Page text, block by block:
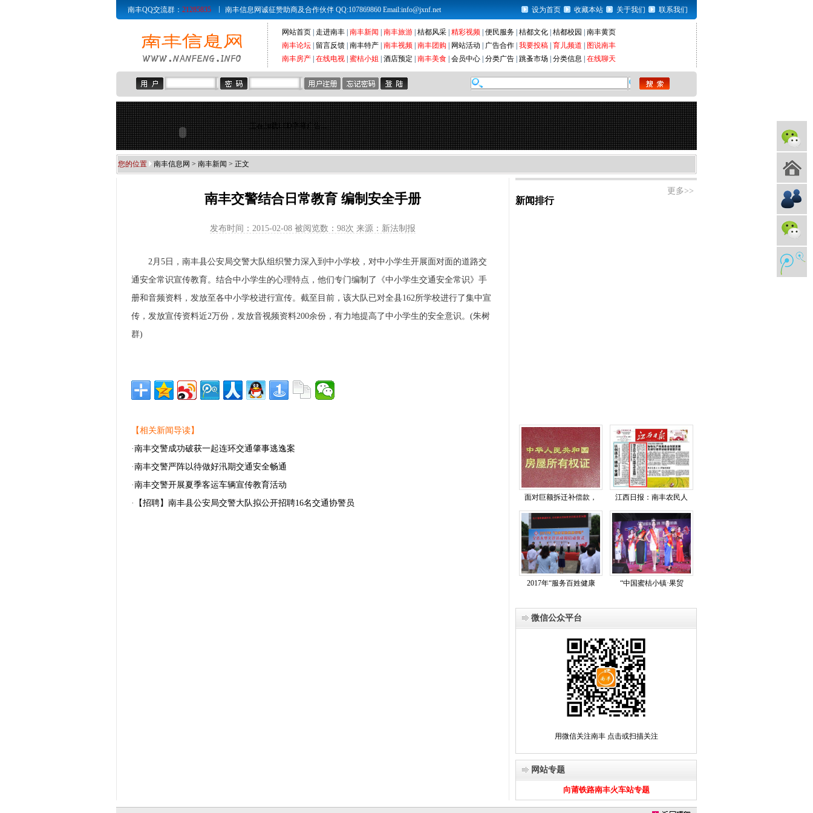
南丰QQ交流群： 21285835 南丰信息网诚征赞助商及合作伙伴 QQ:107869860 Email:info@jxnf.net 设为首页 收藏本站 关于我们 联系我们
网站首页 走进南丰 南丰新闻 南丰旅游 桔都风采 精彩视频 便民服务 桔都文化 桔都校园
南丰黄页
南丰论坛
留言反馈 南丰特产 南丰视频 南丰团购 网站活动 广告合作 我要投稿 育儿频道
图说南丰
南丰房产 在线电视 蜜桔小姐 酒店预定 南丰美食 会员中心 分类广告 跳蚤市场 分类信息 在线聊天
正在加载LED字幕广告...
您的位置 南丰信息网 > 南丰新闻 > 正文
南丰交警结合日常教育 编制安全手册
发布时间：2015-02-08 被阅览数： 98次 来源：新法制报
2月5日，南丰县公安局交警大队组织警力深入到中小学校，对中小学生开展面对面的道路交
通安全常识宣传教育。结合中小学生的心理特点，他们专门编制了《中小学生交通安全常识》手
册和音频资料，发放至各中小学校进行宣传。截至目前，该大队已对全县162所学校进行了集中宣
传，发放宣传资料近2万份，发放音视频资料200余份，有力地提高了中小学生的安全意识。(朱树
群)
【相关新闻导读】
·南丰交警成功破获一起连环交通肇事逃逸案
·南丰交警严阵以待做好汛期交通安全畅通
·南丰交警开展夏季客运车辆宣传教育活动
·
【招聘】南丰县公安局交警大队拟公开招聘16名交通协警员
新闻排行
更多>>
面对巨额拆迁补偿款， 江西日报：南丰农民人
2017年“服务百姓健康 “中国蜜桔小镇·果贸
微信公众平台
用微信关注南丰 点击或扫描关注
网站专题
向莆铁路南丰火车站专题